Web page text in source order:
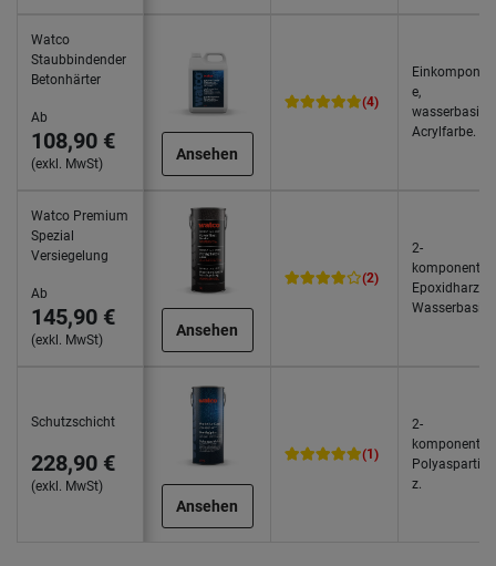
Watco
Staubbindender
Betonhärter
Ab
108,90 €
(exkl. MwSt)
Ansehen
(4)
e,
Acrylfarbe.
Watco Premium
Spezial
Versiegelung
Ab
145,90 €
(exkl. MwSt)
Ansehen
(2)
2-
Epoxidharz
Wasserbasis.
Schutzschicht
228,90 €
(exkl. MwSt)
Ansehen
(1)
2-
z.